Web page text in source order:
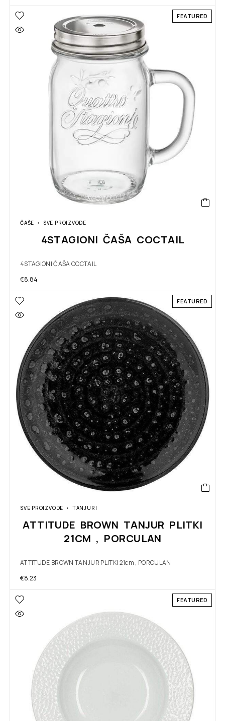
FEATURED
ČAŠE SVE PROIZVODE
4STAGIONI ČAŠA COCTAIL
4STAGIONI ČAŠA COCTAIL
€8.84
FEATURED
SVE PROIZVODE TANJURI
ATTITUDE BROWN TANJUR PLITKI
21CM , PORCULAN
ATTITUDE BROWN TANJUR PLITKI 21cm , PORCULAN
€8.23
FEATURED